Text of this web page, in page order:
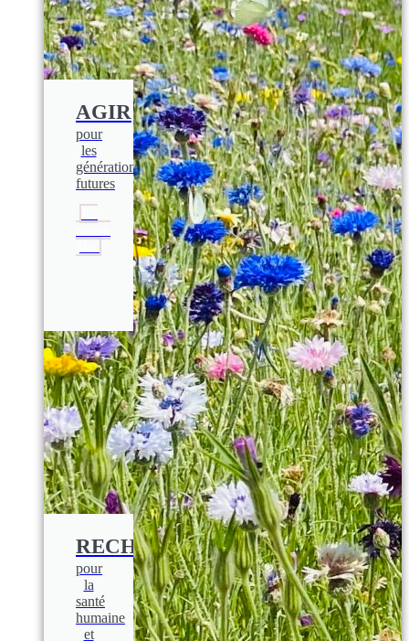
AGIR
pour
les
générations
futures
RECHERCHE
pour
la
santé
humaine
et